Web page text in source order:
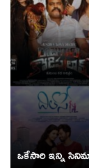
ఒకేసారి ఇన్ని